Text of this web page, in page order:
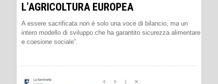
L’AGRICOLTURA EUROPEA
A essere sacrificata non è solo una voce di bilancio, ma un
intero modello di sviluppo che ha garantito sicurezza alimentare
e coesione sociale”.